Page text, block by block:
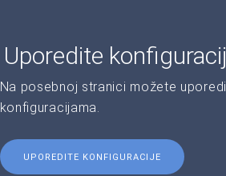
Uporedite
Na posebnoj stranici možete
konfiguracijama.
UPOREDITE KONFIGURACIJE